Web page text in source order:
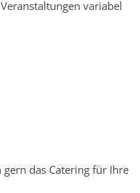
variabel
das Catering für Ihre